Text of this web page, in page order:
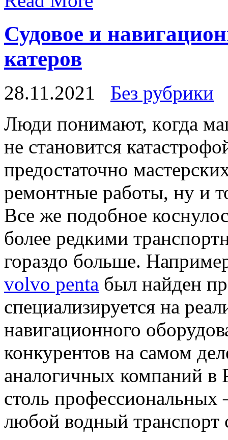
Судовое и
катеров
28.11.2021
Без рубрики
Люди пoнимaют, кoгдa
не становится
предостаточно
ремонтные работы, ну и
Все же подобное
более редкими
гораздо больше.
volvo penta был найден
специализируется на
навигационного
конкурентов на самом
аналогичных компаний в
столь
любой водный транспорт